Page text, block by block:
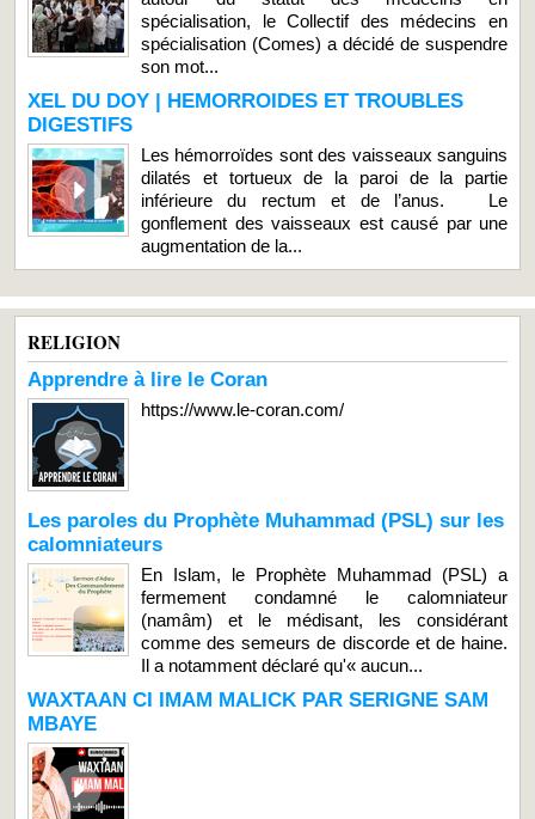
spécialisation, le Collectif des médecins en
spécialisation (Comes) a décidé de suspendre
son mot...
XEL DU DOY | HEMORROIDES ET TROUBLES
DIGESTIFS
Les hémorroïdes sont des vaisseaux sanguins
dilatés et tortueux de la paroi de la partie
inférieure du rectum et de l’anus. Le
gonflement des vaisseaux est causé par une
augmentation de la...
RELIGION
Apprendre à lire le Coran
https://www.le-coran.com/
Les paroles du Prophète Muhammad (PSL) sur les
calomniateurs
En Islam, le Prophète Muhammad (PSL) a
fermement condamné le calomniateur
(namâm) et le médisant, les considérant
comme des semeurs de discorde et de haine.
Il a notamment déclaré qu'« aucun...
WAXTAAN CI IMAM MALICK PAR SERIGNE SAM
MBAYE